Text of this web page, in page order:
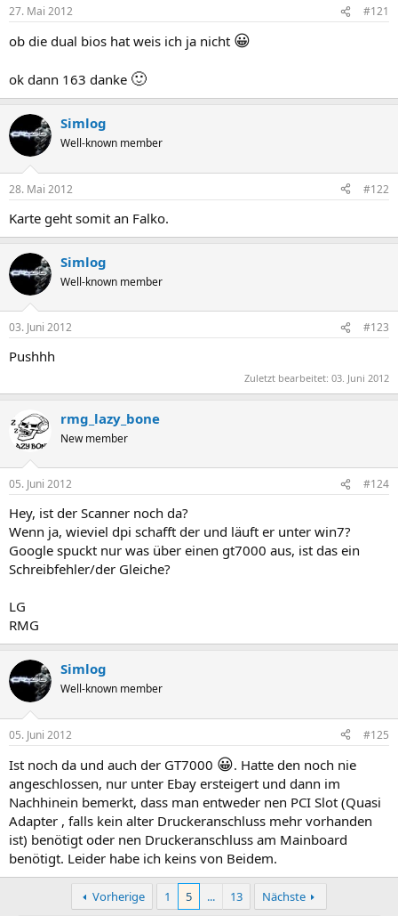
27. Mai 2012 #121
ob die dual bios hat weis ich ja nicht 😀
ok dann 163 danke 🙂
Simlog
Well-known member
28. Mai 2012 #122
Karte geht somit an Falko.
Simlog
Well-known member
03. Juni 2012 #123
Pushhh
Zuletzt bearbeitet: 03. Juni 2012
rmg_lazy_bone
New member
05. Juni 2012 #124
Hey, ist der Scanner noch da?
Wenn ja, wieviel dpi schafft der und läuft er unter win7?
Google spuckt nur was über einen gt7000 aus, ist das ein
Schreibfehler/der Gleiche?
LG
RMG
Simlog
Well-known member
05. Juni 2012 #125
Ist noch da und auch der GT7000 😀. Hatte den noch nie
angeschlossen, nur unter Ebay ersteigert und dann im
Nachhinein bemerkt, dass man entweder nen PCI Slot (Quasi
Adapter , falls kein alter Druckeranschluss mehr vorhanden
ist) benötigt oder nen Druckeranschluss am Mainboard
benötigt. Leider habe ich keins von Beidem.
Vorherige 1 5 ... 13
Nächste